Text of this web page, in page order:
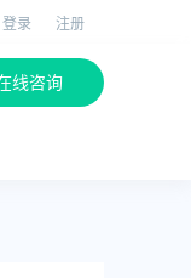
登录 注册
线咨询